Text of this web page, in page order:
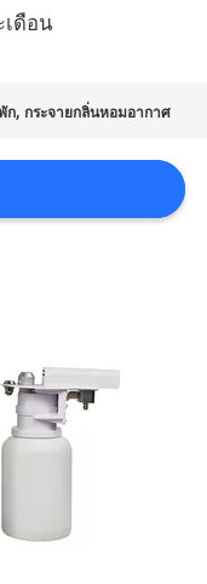
เดือน
ก, กระจายกลิ่นหอมอากาศ